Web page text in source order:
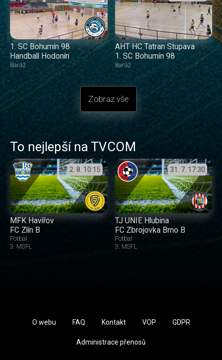
1. SC Bohumín 98
Handball Hodonín
Baráž
AHT HC Tatran Stupava
1. SC Bohumín 98
Baráž
Zobraz vše
To nejlepší na TVCOM
2. 8. 10:15
MFK Havířov
FC Zlín B
Fotbal
3. MSFL
31. 7. 17:30
TJ UNIE Hlubina
FC Zbrojovka Brno B
Fotbal
3. MSFL
O webu FAQ Kontakt VOP GDPR
Administrace přenosů